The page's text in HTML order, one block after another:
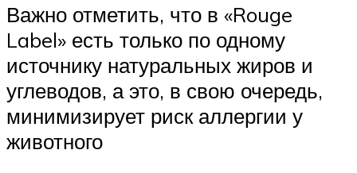
Важно отметить, что в «Rouge
Label» есть только по одному
источнику натуральных жиров и
углеводов, а это, в свою очередь,
минимизирует риск аллергии у
животного